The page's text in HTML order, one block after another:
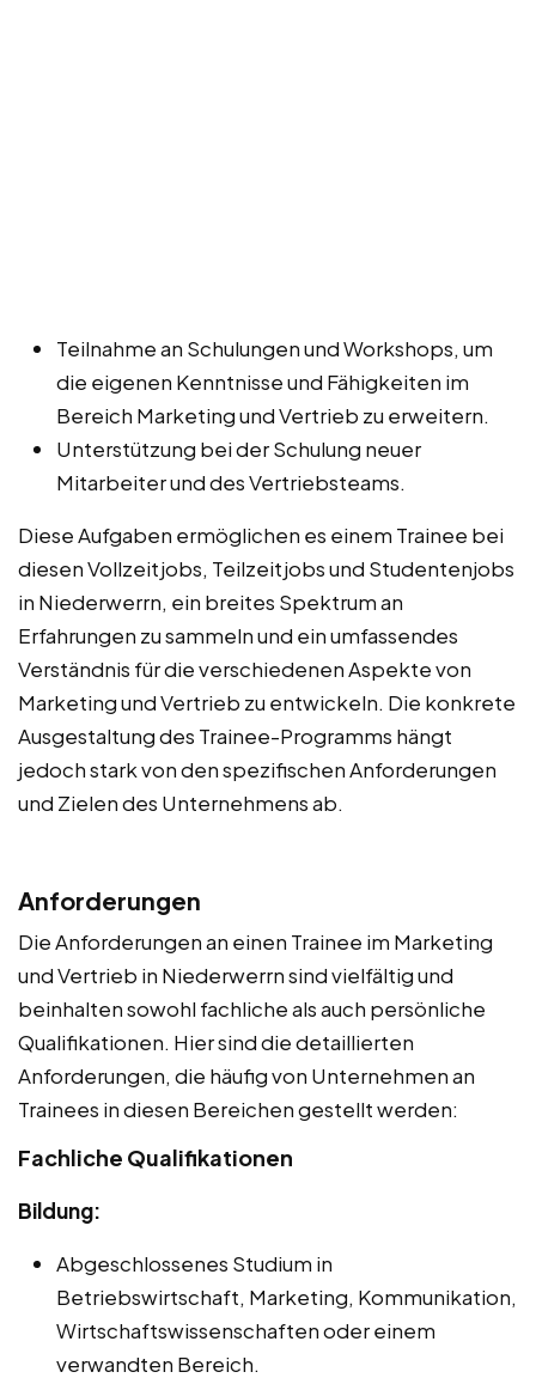
Teilnahme an Schulungen und Workshops, um
die eigenen Kenntnisse und Fähigkeiten im
Bereich Marketing und Vertrieb zu erweitern.
Unterstützung bei der Schulung neuer
Mitarbeiter und des Vertriebsteams.
Diese Aufgaben ermöglichen es einem Trainee bei
diesen Vollzeitjobs, Teilzeitjobs und Studentenjobs
in Niederwerrn, ein breites Spektrum an
Erfahrungen zu sammeln und ein umfassendes
Verständnis für die verschiedenen Aspekte von
Marketing und Vertrieb zu entwickeln. Die konkrete
Ausgestaltung des Trainee-Programms hängt
jedoch stark von den spezifischen Anforderungen
und Zielen des Unternehmens ab.
Anforderungen
Die Anforderungen an einen Trainee im Marketing
und Vertrieb in Niederwerrn sind vielfältig und
beinhalten sowohl fachliche als auch persönliche
Qualifikationen. Hier sind die detaillierten
Anforderungen, die häufig von Unternehmen an
Trainees in diesen Bereichen gestellt werden:
Fachliche Qualifikationen
Bildung:
Abgeschlossenes Studium in
Betriebswirtschaft, Marketing, Kommunikation,
Wirtschaftswissenschaften oder einem
verwandten Bereich.